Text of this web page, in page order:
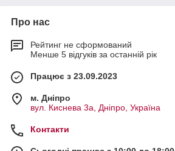
Про нас
Рейтинг не сформований
Менше 5 відгуків за останній рік
Працює з 23.09.2023
м. Дніпро
вул. Киснева 3а, Дніпро, Україна
Контакти